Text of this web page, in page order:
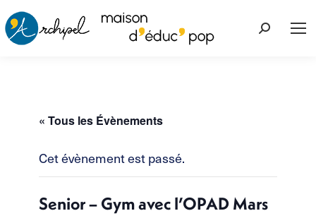
Recherche
« Tous les Évènements
Cet évènement est passé.
Senior – Gym avec l’OPAD Mars